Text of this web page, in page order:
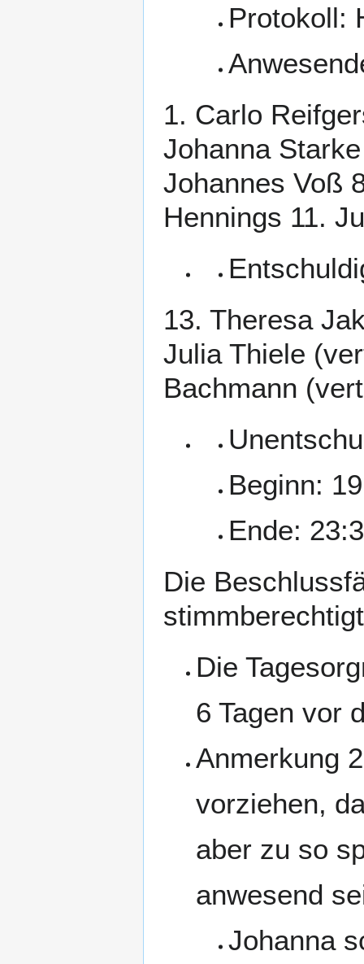
Protokoll:
1. Carlo
Johanna
Johannes Voß
Hennings 11.
13. Theresa
Julia Thiele
Bachmann
Beginn:
Ende:
Die
Die
6 Tagen vor
Anmerkung
vorziehen,
aber zu so
anwesend
Johanna